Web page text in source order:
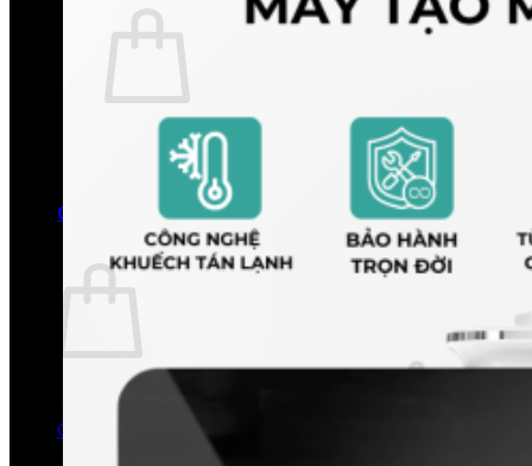
Chưa có sản phẩm trong giỏ hàng.
Quay trở lại cửa hàng
0
Giỏ hàng
Chưa có sản phẩm trong giỏ hàng.
Quay trở lại cửa hàng